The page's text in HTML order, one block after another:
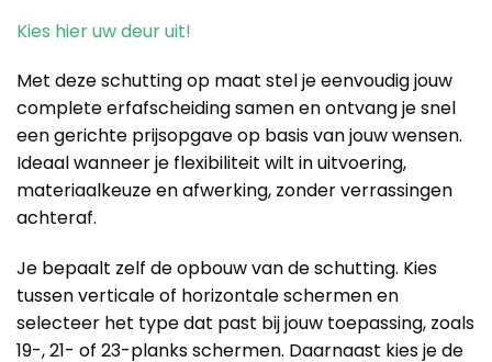
Kies hier uw deur uit!
Met deze schutting op maat stel je eenvoudig jouw
complete erfafscheiding samen en ontvang je snel
een gerichte prijsopgave op basis van jouw wensen.
Ideaal wanneer je flexibiliteit wilt in uitvoering,
materiaalkeuze en afwerking, zonder verrassingen
achteraf.
Je bepaalt zelf de opbouw van de schutting. Kies
tussen verticale of horizontale schermen en
selecteer het type dat past bij jouw toepassing, zoals
19-, 21- of 23-planks schermen. Daarnaast kies je de